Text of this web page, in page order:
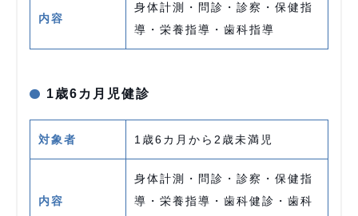
内容
身体計測・問診・診察・保健指
導・栄養指導・歯科指導
1歳6カ月児健診
対象者 1歳6カ月から2歳未満児
内容
身体計測・問診・診察・保健指
導・栄養指導・歯科健診・歯科